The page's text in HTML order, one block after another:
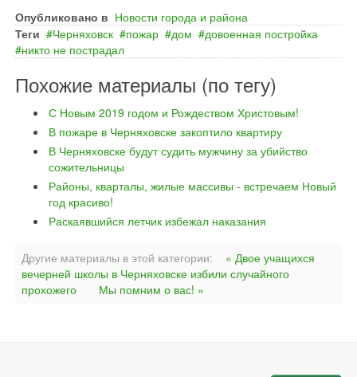
Опубликовано в Новости города и района
Теги
Черняховск пожар дом
довоенная постройка
никто не пострадал
Похожие материалы (по тегу)
С Новым 2019 годом и Рождеством Христовым!
В пожаре в Черняховске закоптило квартиру
В Черняховске будут судить мужчину за убийство
сожительницы
Районы, кварталы, жилые массивы - встречаем Новый
год красиво!
Раскаявшийся летчик избежал наказания
Другие материалы в этой категории:
« Двое учащихся
вечерней школы в Черняховске избили случайного
прохожего
Мы помним о вас! »